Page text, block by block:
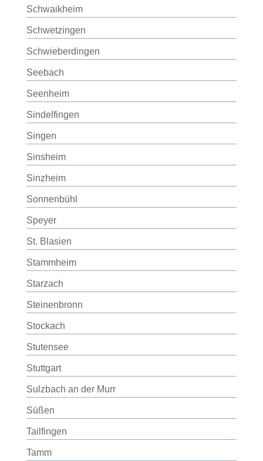
Schwaikheim
Schwetzingen
Schwieberdingen
Seebach
Seenheim
Sindelfingen
Singen
Sinsheim
Sinzheim
Sonnenbühl
Speyer
St. Blasien
Stammheim
Starzach
Steinenbronn
Stockach
Stutensee
Stuttgart
Sulzbach an der Murr
Süßen
Tailfingen
Tamm